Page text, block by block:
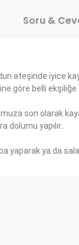
Soru &
ateşinde iyice
göre belli
son olarak
yapılır..
yaparak ya da